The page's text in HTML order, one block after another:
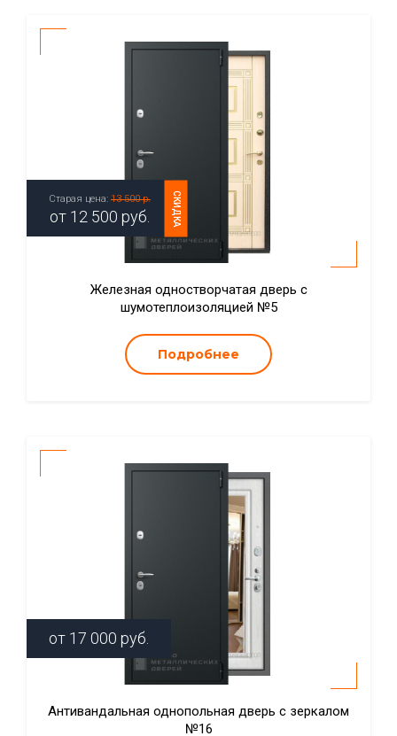
СКИДКА
Старая цена: 13 500 р.
от 12 500 руб.
Железная одностворчатая дверь с
шумотеплоизоляцией №5
Подробнее
от 17 000 руб.
Антивандальная однопольная дверь с зеркалом
№16